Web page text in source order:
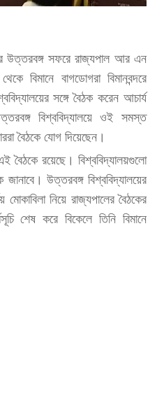
উত্তরবঙ্গ সফরে রাজ্যপাল আর এন
বিমানে বাগডোগরা বিমানবন্দরে
সঙ্গে বৈঠক করেন আচার্য
বিশ্ববিদ্যালয়ে ওই সমস্ত
বৈঠকে যোগ দিয়েছেন।
বৈঠকে রয়েছে। বিশ্ববিদ্যালয়গুলো
উত্তরবঙ্গ বিশ্ববিদ্যালয়ের
নিয়ে রাজ্যপালের বৈঠকের
শেষ করে বিকেলে তিনি বিমানে